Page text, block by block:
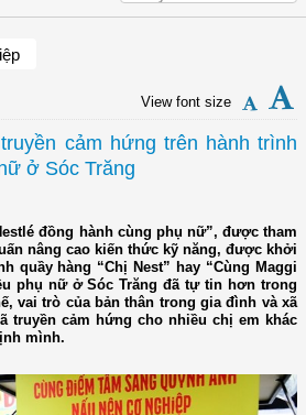
View font size
cảm hứng trên hành trình
ở Sóc Trăng
đồng hành cùng phụ nữ”, được tham
nâng cao kiến thức kỹ năng, được khởi
quầy hàng “Chị Nest” hay “Cùng Maggi
phụ nữ ở Sóc Trăng đã tự tin hơn trong
vai trò của bản thân trong gia đình và xã
truyền cảm hứng cho nhiều chị em khác
mình.